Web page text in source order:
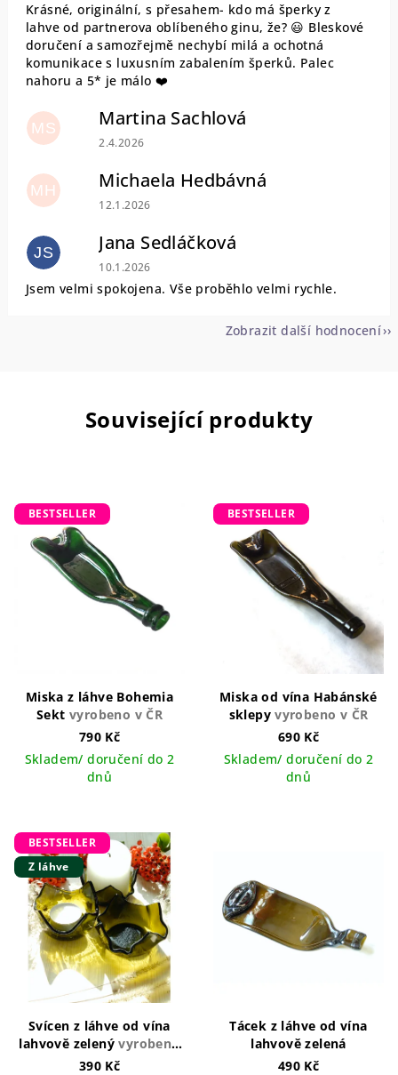
Krásné, originální, s přesahem- kdo má šperky z
lahve od partnerova oblíbeného ginu, že? 😃 Bleskové
doručení a samozřejmě nechybí milá a ochotná
komunikace s luxusním zabalením šperků. Palec
nahoru a 5* je málo ❤️
MS Martina Sachlová
Hodnocení obchodu je 5 z 5 hvězdiček.
2.4.2026
MH Michaela Hedbávná
Hodnocení obchodu je 5 z 5 hvězdiček.
12.1.2026
JS Jana Sedláčková
Hodnocení obchodu je 5 z 5 hvězdiček.
10.1.2026
Jsem velmi spokojena. Vše proběhlo velmi rychle.
Zobrazit další hodnocení
Související produkty
BESTSELLER
Miska z láhve Bohemia
Sekt vyrobeno v ČR
790 Kč
Skladem/ doručení do 2
dnů
BESTSELLER
Miska od vína Habánské
sklepyvyrobeno v ČR
690 Kč
Skladem/ doručení do 2
dnů
BESTSELLER
Z láhve
Svícen z láhve od vína
lahvově zelenývyrobeno
v ČR
390 Kč
Tácek z láhve od vína
lahvově zelená
490 Kč